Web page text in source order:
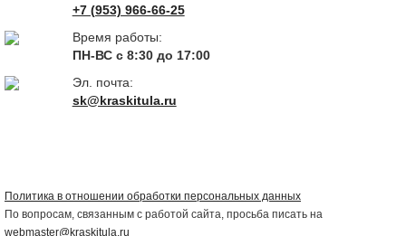
+7 (953) 966-66-25
Время работы:
ПН-ВС с 8:30 до 17:00
Эл. почта:
sk@kraskitula.ru
Политика в отношении обработки персональных данных
По вопросам, связанным с работой сайта, просьба писать на
webmaster@kraskitula.ru